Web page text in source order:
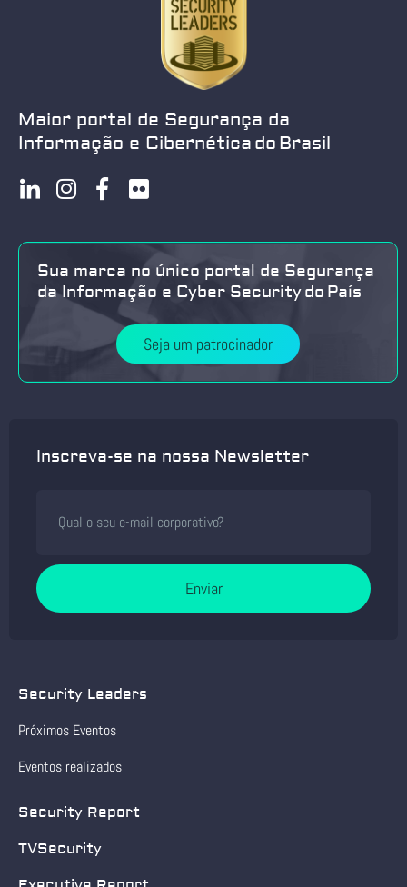
Maior portal de Segurança da
Informação e Cibernética do Brasil
Sua marca no único portal de Segurança
da Informação e Cyber Security do País
Seja um patrocinador
Inscreva-se na nossa Newsletter
Enviar
Security Leaders
Próximos Eventos
Eventos realizados
Security Report
TVSecurity